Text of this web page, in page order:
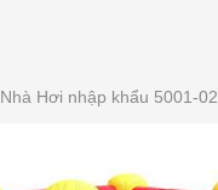
Nhà Hơi nhập khẩu 5001-02